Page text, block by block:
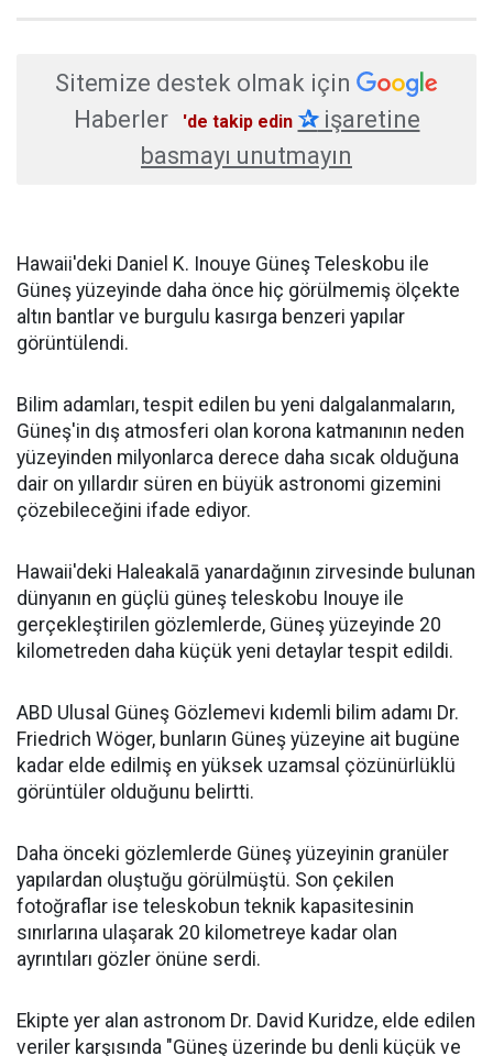
Sitemize destek olmak için
Haberler
'de takip edin ✰işaretine
basmayı unutmayın
Hawaii'deki Daniel K. Inouye Güneş Teleskobu ile
Güneş yüzeyinde daha önce hiç görülmemiş ölçekte
altın bantlar ve burgulu kasırga benzeri yapılar
görüntülendi.
Bilim adamları, tespit edilen bu yeni dalgalanmaların,
Güneş'in dış atmosferi olan korona katmanının neden
yüzeyinden milyonlarca derece daha sıcak olduğuna
dair on yıllardır süren en büyük astronomi gizemini
çözebileceğini ifade ediyor.
Hawaii'deki Haleakalā yanardağının zirvesinde bulunan
dünyanın en güçlü güneş teleskobu Inouye ile
gerçekleştirilen gözlemlerde, Güneş yüzeyinde 20
kilometreden daha küçük yeni detaylar tespit edildi.
ABD Ulusal Güneş Gözlemevi kıdemli bilim adamı Dr.
Friedrich Wöger, bunların Güneş yüzeyine ait bugüne
kadar elde edilmiş en yüksek uzamsal çözünürlüklü
görüntüler olduğunu belirtti.
Daha önceki gözlemlerde Güneş yüzeyinin granüler
yapılardan oluştuğu görülmüştü. Son çekilen
fotoğraflar ise teleskobun teknik kapasitesinin
sınırlarına ulaşarak 20 kilometreye kadar olan
ayrıntıları gözler önüne serdi.
Ekipte yer alan astronom Dr. David Kuridze, elde edilen
veriler karşısında "Güneş üzerinde bu denli küçük ve